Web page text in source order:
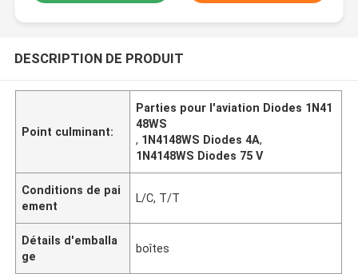
DESCRIPTION DE PRODUIT
Point culminant:
Parties pour l'aviation Diodes 1N41
48WS
, 1N4148WS Diodes 4A,
1N4148WS Diodes 75 V
Conditions de pai
ement
L/C, T/T
Détails d'emballa
ge
boîtes